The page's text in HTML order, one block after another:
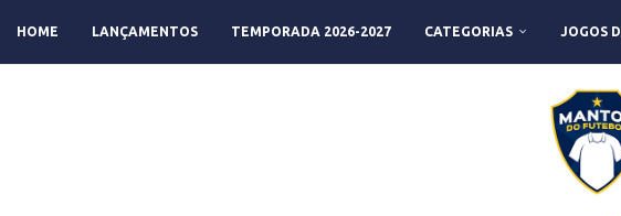
HOME LANÇAMENTOS TEMPORADA 2026-2027 CATEGORIAS JOGOS